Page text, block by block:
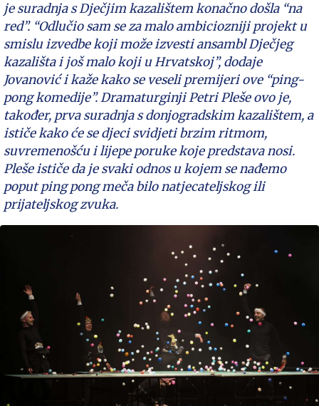
je suradnja s Dječjim kazalištem konačno došla “na
red”. “Odlučio sam se za malo ambiciozniji projekt u
smislu izvedbe koji može izvesti ansambl Dječjeg
kazališta i još malo koji u Hrvatskoj”, dodaje
Jovanović i kaže kako se veseli premijeri ove “ping-
pong komedije”. Dramaturginji Petri Pleše ovo je,
također, prva suradnja s donjogradskim kazalištem, a
ističe kako će se djeci svidjeti brzim ritmom,
suvremenošću i lijepe poruke koje predstava nosi.
Pleše ističe da je svaki odnos u kojem se nađemo
poput ping pong meča bilo natjecateljskog ili
prijateljskog zvuka.